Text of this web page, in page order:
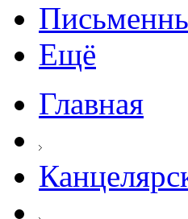
Ещё
Главная